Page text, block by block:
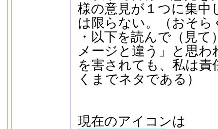
様の意見が１つに集中
は限らない。（おそ
・以下を読んで（見
メージと違う」と思わ
を害されても、私は
くまでネタである）
現在のアイコンは